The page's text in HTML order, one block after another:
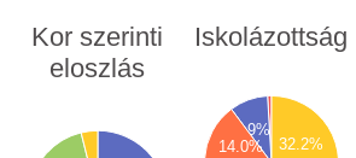
Kor szerinti
eloszlás
Iskolázottság
9%
32.2%
14.0% 7000
8000